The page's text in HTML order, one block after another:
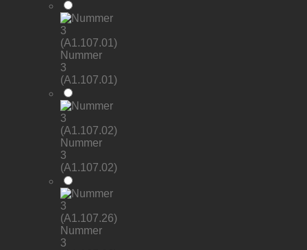
Nummer
3
(A1.107.01)
Nummer
3
(A1.107.02)
Nummer
3